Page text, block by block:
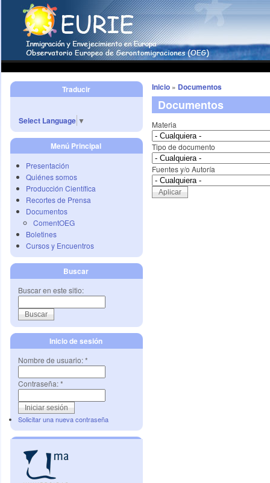
Traducir
Select Language ▼
Menú Principal
Presentación
Quiénes somos
Producción Científica
Recortes de Prensa
Documentos
ComentOEG
Boletines
Cursos y Encuentros
Buscar
Buscar en este sitio:
Inicio de sesión
Nombre de usuario:*
Contraseña:*
Solicitar una nueva contraseña
Inicio » Documentos
Documentos
Materia
Tipo de documento
Fuentes y/o Autoría